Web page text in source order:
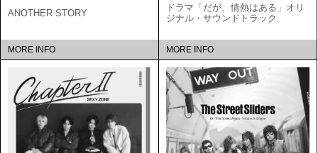
ANOTHER STORY
MORE INFO
ドラマ「だが、情熱はある」オリ
ジナル・サウンドトラック
MORE INFO